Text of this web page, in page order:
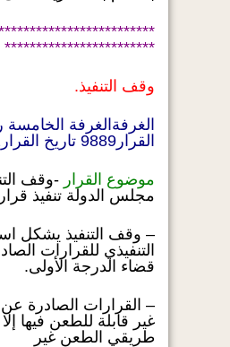
************************
وقف التنفيذ.
الغرفةالغرفة الخامسة
القرار9889 تاريخ القرار30/04/2002
موضوع القرار -وقف
مجلس الدولة تنفيذ
– وقف التنفيذ يشكل
التنفيذي للقرارات
قضاء الدرجة الأولى.
– القرارات الصادرة
غير قابلة للطعن فيها
طريقي الطعن غير